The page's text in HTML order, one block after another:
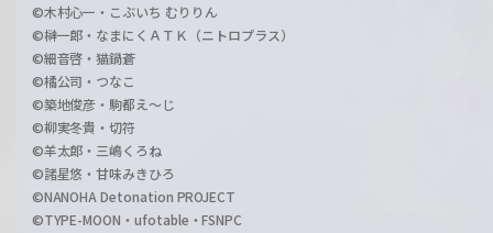
©木村心一・こぶいち むりりん
©榊一郎・なまにくＡＴＫ（ニトロプラス）
©細音啓・猫鍋蒼
©橘公司・つなこ
©築地俊彦・駒都え～じ
©柳実冬貴・切符
©羊太郎・三嶋くろね
©諸星悠・甘味みきひろ
©NANOHA Detonation PROJECT
©TYPE-MOON・ufotable・FSNPC